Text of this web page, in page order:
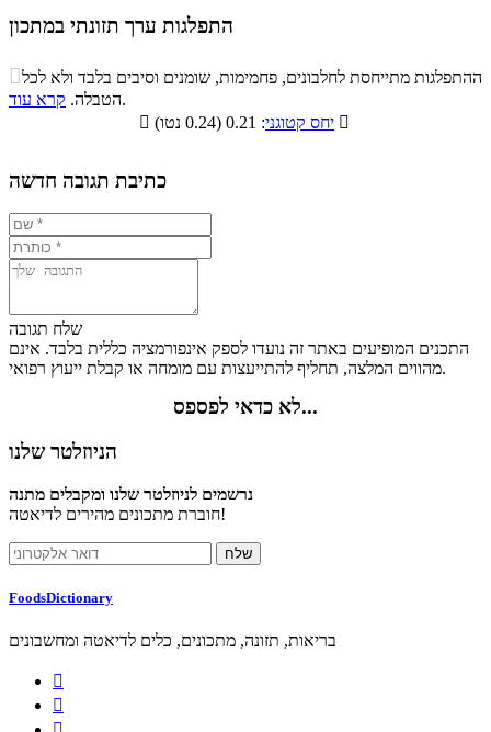
התפלגות ערך תזונתי במתכון
התפלגות ערך תזונתי במתכון
סיבים
תזונתיים
שומנים חלבונים
18.7% 56.6%
ההתפלגות מתייחסת לחלבונים, פחמימות, שומנים וסיבים בלבד ולא לכל
הטבלה. קרא עוד
.

יחס קטוגני 
כתיבת תגובה חדשה
שלח תגובה
התכנים המופיעים באתר זה נועדו לספק אינפורמציה כללית בלבד. אינם
מהווים המלצה, תחליף להתייעצות עם מומחה או קבלת ייעוץ רפואי.
לא כדאי לפספס...
הניוזלטר שלנו
נרשמים לניוזלטר שלנו ומקבלים מתנה
חוברת מתכונים מהירים לדיאטה!
FoodsDictionary
בריאות, תזונה, מתכונים, כלים לדיאטה ומחשבונים

